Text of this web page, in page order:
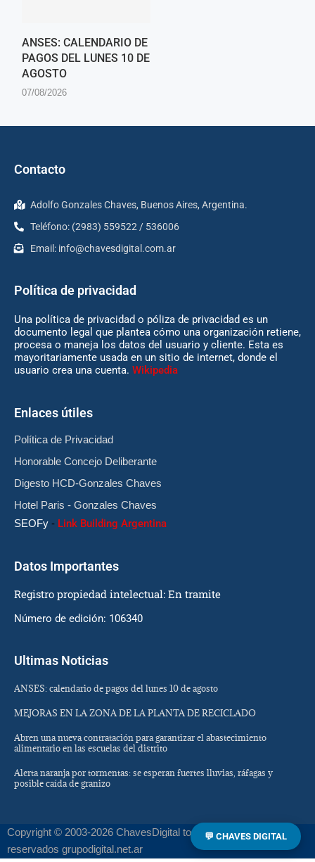
ANSES: CALENDARIO DE
PAGOS DEL LUNES 10 DE
AGOSTO
07/08/2026
Contacto
Adolfo Gonzales Chaves, Buenos Aires, Argentina.
Teléfono: (2983) 559522 / 536006
Email: info@chavesdigital.com.ar
Política de privacidad
Una política de privacidad o póliza de privacidad es un
documento legal que plantea cómo una organización retiene,
procesa o maneja los datos del usuario y cliente. Esta es
mayoritariamente usada en un sitio de internet, donde el
usuario crea una cuenta. Wikipedia
Enlaces útiles
Política de Privacidad
Honorable Concejo Deliberante
Digesto HCD-Gonzales Chaves
Hotel Paris - Gonzales Chaves
SEOFy - Link Building Argentina
Datos Importantes
Registro propiedad intelectual: En tramite
Número de edición: 106340
Ultimas Noticias
ANSES: calendario de pagos del lunes 10 de agosto
MEJORAS EN LA ZONA DE LA PLANTA DE RECICLADO
Abren una nueva contratación para garantizar el abastecimiento
alimentario en las escuelas del distrito
Alerta naranja por tormentas: se esperan fuertes lluvias, ráfagas y
posible caída de granizo
Copyright © 2003-2026 ChavesDigital todos los derechos
reservados grupodigital.net.ar
💬 CHAVES DIGITAL